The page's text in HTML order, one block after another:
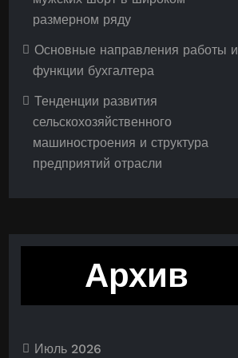
размерном ряду
Основные направления работы и
функции бухгалтера
Тенденции развития
сельскохозяйственного
машиностроения и структура
предприятий отрасли
Архив
Июль 2026